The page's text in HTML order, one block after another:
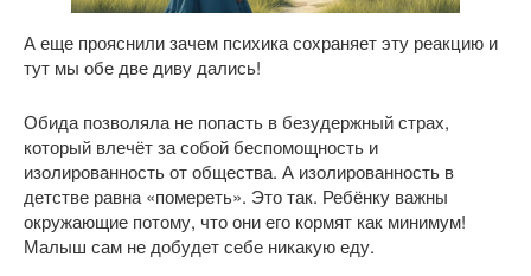
А еще прояснили зачем психика сохраняет эту реакцию и
тут мы обе две диву дались!
Обида позволяла не попасть в безудержный страх,
который влечёт за собой беспомощность и
изолированность от общества. А изолированность в
детстве равна «помереть». Это так. Ребёнку важны
окружающие потому, что они его кормят как минимум!
Малыш сам не добудет себе никакую еду.